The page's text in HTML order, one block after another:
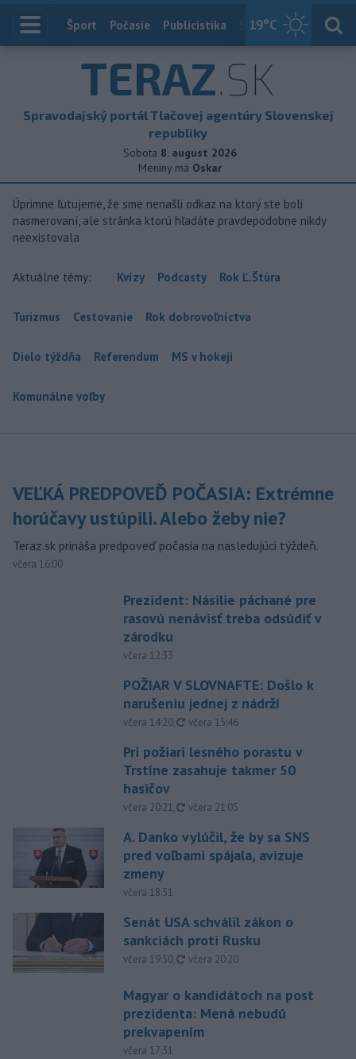
19°C
Index
Šport Počasie Publicistika Slovensko
TERAZ.SK
Spravodajský portál Tlačovej agentúry Slovenskej
republiky
Sobota 8. august 2026
Meniny má Oskar
Úprimne ľutujeme, že sme nenašli odkaz na ktorý ste boli
nasmerovaní, ale stránka ktorú hľadáte pravdepodobne nikdy
neexistovala
Aktuálne témy: Kvízy Podcasty Rok Ľ.Štúra
Turizmus Cestovanie Rok dobrovoľníctva
Dielo týždňa Referendum MS v hokeji
Komunálne voľby
VEĽKÁ PREDPOVEĎ POČASIA: Extrémne
horúčavy ustúpili. Alebo žeby nie?
Teraz.sk prináša predpoveď počasia na nasledujúci týždeň.
včera 16:00
Prezident: Násilie páchané pre
rasovú nenávisť treba odsúdiť v
zárodku
včera 12:33
POŽIAR V SLOVNAFTE: Došlo k
narušeniu jednej z nádrží
včera 14:20, aktualizované
včera 15:46
Pri požiari lesného porastu v
Trstíne zasahuje takmer 50
hasičov
včera 20:21, aktualizované
včera 21:05
A. Danko vylúčil, že by sa SNS
pred voľbami spájala, avizuje
zmeny
včera 18:51
Senát USA schválil zákon o
sankciách proti Rusku
včera 19:50, aktualizované
včera 20:20
Magyar o kandidátoch na post
prezidenta: Mená nebudú
prekvapením
včera 17:31